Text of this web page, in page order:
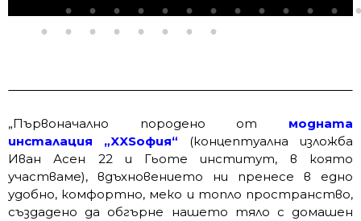
„Първоначално породено от модната
инсталация „XXSофия“ (концептуална изложба
Иван Асен 22 и Гьоте институт, в която
участваме), вдъхновението ни пренесе в едно
удобно, комфортно, меко и топло пространство,
създадено да обгърне нашето тяло с домашен